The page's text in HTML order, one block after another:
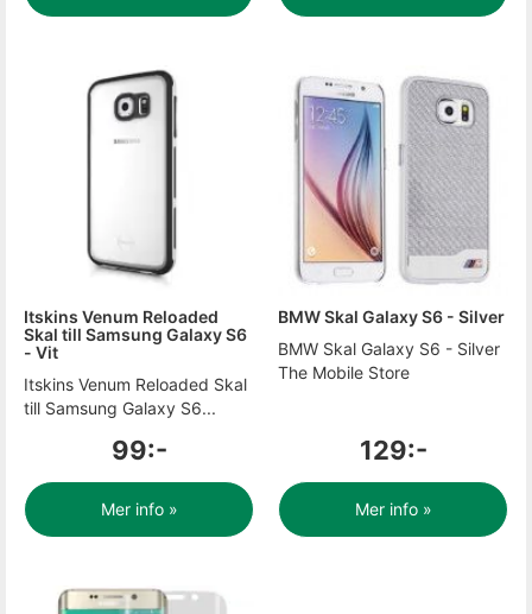
Itskins Venum Reloaded
Skal till Samsung Galaxy S6
- Vit
Itskins Venum Reloaded Skal
till Samsung Galaxy S6...
99:-
Mer info »
BMW Skal Galaxy S6 - Silver
BMW Skal Galaxy S6 - Silver
The Mobile Store
129:-
Mer info »